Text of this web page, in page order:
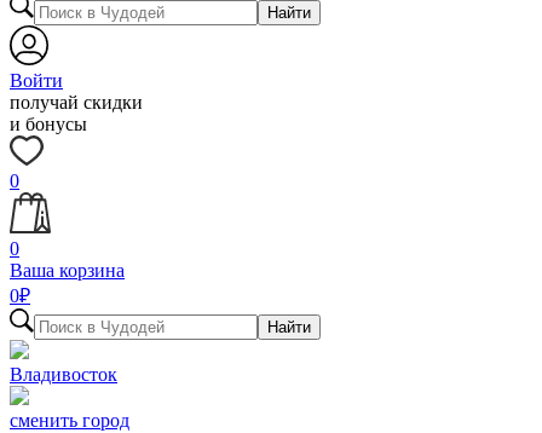
Найти
Войти
получай скидки
и бонусы
0
0
Ваша корзина
0₽
Найти
Владивосток
сменить город